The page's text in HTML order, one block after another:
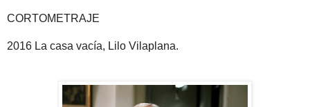
CORTOMETRAJE
2016 La casa vacía, Lilo Vilaplana.